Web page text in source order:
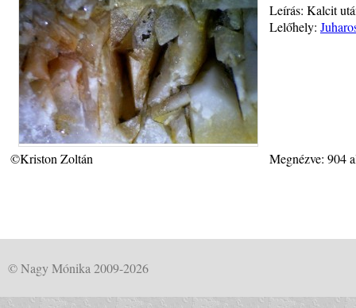
Leírás: Kalcit
Lelőhely:
©Kriston Zoltán Megnézve: 904
© Nagy Mónika 2009-2026